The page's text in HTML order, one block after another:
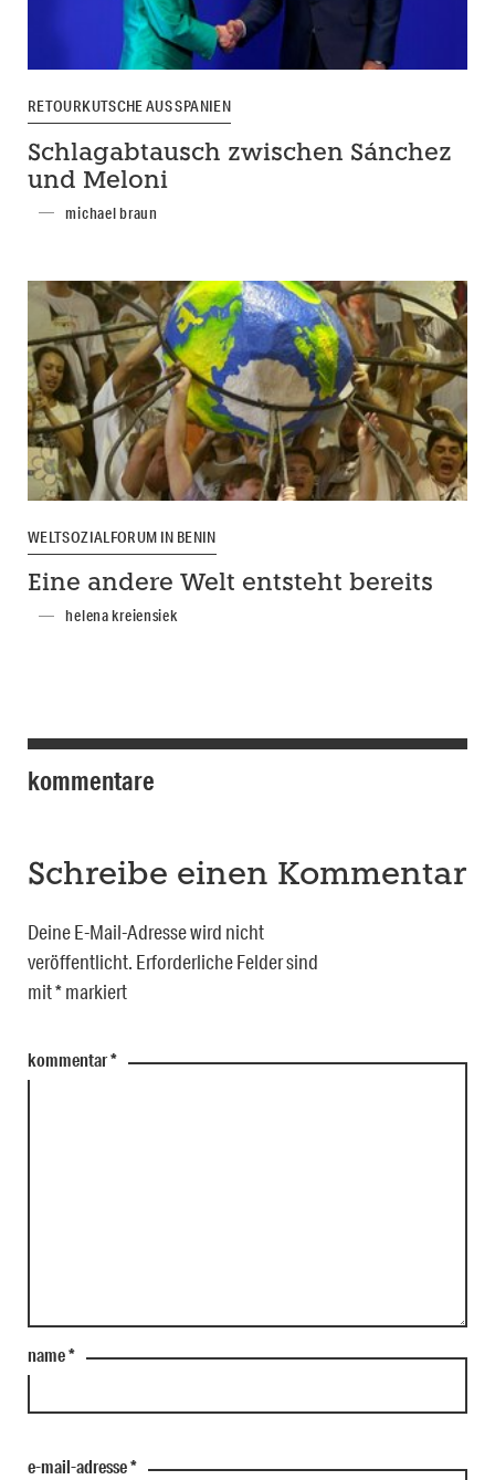
RETOURKUTSCHE AUS SPANIEN
Schlagabtausch zwischen Sánchez
und Meloni
michael braun
WELTSOZIALFORUM IN BENIN
Eine andere Welt entsteht bereits
helena kreiensiek
kommentare
Schreibe einen Kommentar
Deine E-Mail-Adresse wird nicht
veröffentlicht. Erforderliche Felder sind
mit*markiert
kommentar*
name*
e-mail-adresse*